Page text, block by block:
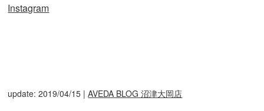
Instagram
update: 2019/04/15 |AVEDA BLOG 沼津大岡店